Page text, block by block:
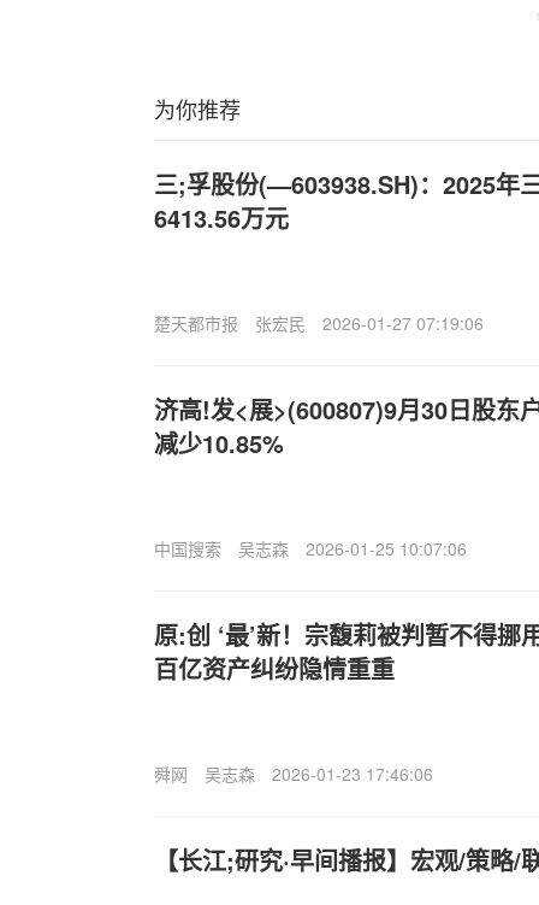
为你推荐
三;孚股份(—603938.SH)：2025年
6413.56万元
楚天都市报 张宏民 2026-01-27 07:19:06
济高!发<展>(600807)9月30日股东
减少10.85%
中国搜索 吴志森 2026-01-25 10:07:06
原:创 ‘最’新！宗馥莉被判暂不得挪
百亿资产纠纷隐情重重
舜网 吴志森 2026-01-23 17:46:06
【长江;研究·早间播报】宏观/策略/